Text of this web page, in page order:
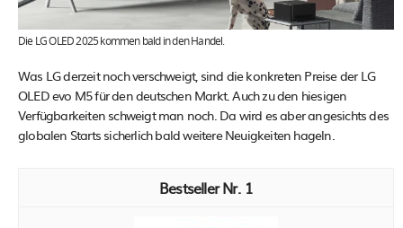
Die LG OLED 2025 kommen bald in den Handel.
Was LG derzeit noch verschweigt, sind die konkreten Preise der LG
OLED evo M5 für den deutschen Markt. Auch zu den hiesigen
Verfügbarkeiten schweigt man noch. Da wird es aber angesichts des
globalen Starts sicherlich bald weitere Neuigkeiten hageln.
1